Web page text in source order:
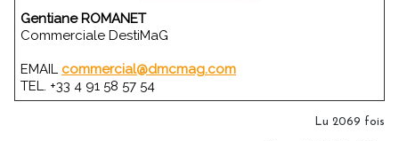
Gentiane ROMANET
Commerciale DestiMaG
EMAIL commercial@dmcmag.com
TEL. +33 4 91 58 57 54
Lu 2069 fois